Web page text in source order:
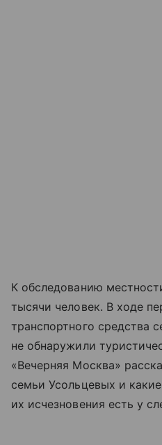
К обследованию
тысячи человек. В ходе
транспортного средства
не обнаружили
«Вечерняя Москва»
семьи Усольцевых и
их исчезновения есть у